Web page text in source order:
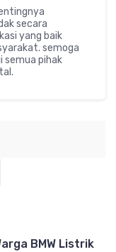
secara
yang baik
semoga
semua pihak
BMW Listrik